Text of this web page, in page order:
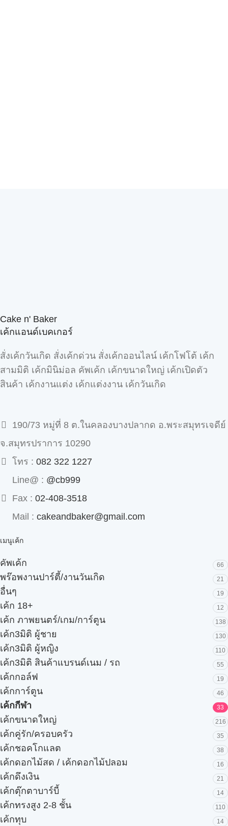
Cake n' Baker
เค้กแอนด์เบคเกอร์
สั่งเค้กวันเกิด สั่งเค้กด่วน สั่งเค้กออนไลน์ เค้กโฟโต้ เค้ก
สามมิติ เค้กมินิม่อล คัพเค้ก เค้กขนาดใหญ่ เค้กเปิดตัว
สินค้า เค้กงานแต่ง เค้กแต่งงาน เค้กวันเกิด
190/73 หมู่ที่ 8 ต.ในคลองบางปลากด อ.พระสมุทรเจดีย์
จ.สมุทรปราการ 10290
โทร : 082 322 1227
Line@ : @cb999
Fax : 02-408-3518
Mail : cakeandbaker@gmail.com
เมนูเค้ก
คัพเค้ก 66
พร๊อพงานปาร์ตี้/งานวันเกิด 21
อื่นๆ 19
เค้ก 18+ 12
เค้ก ภาพยนตร์/เกม/การ์ตูน 138
เค้ก3มิติ ผู้ชาย 130
เค้ก3มิติ ผู้หญิง 110
เค้ก3มิติ สินค้าแบรนด์เนม / รถ 55
เค้กกอล์ฟ 19
เค้กการ์ตูน 46
เค้กกีฬา 33
เค้กขนาดใหญ่ 216
เค้กคู่รัก/ครอบครัว 35
เค้กชอคโกแลต 38
เค้กดอกไม้สด / เค้กดอกไม้ปลอม 16
เค้กดึงเงิน 21
เค้กตุ๊กตาบาร์บี้ 14
เค้กทรงสูง 2-8 ชั้น 110
เค้กทุบ 14